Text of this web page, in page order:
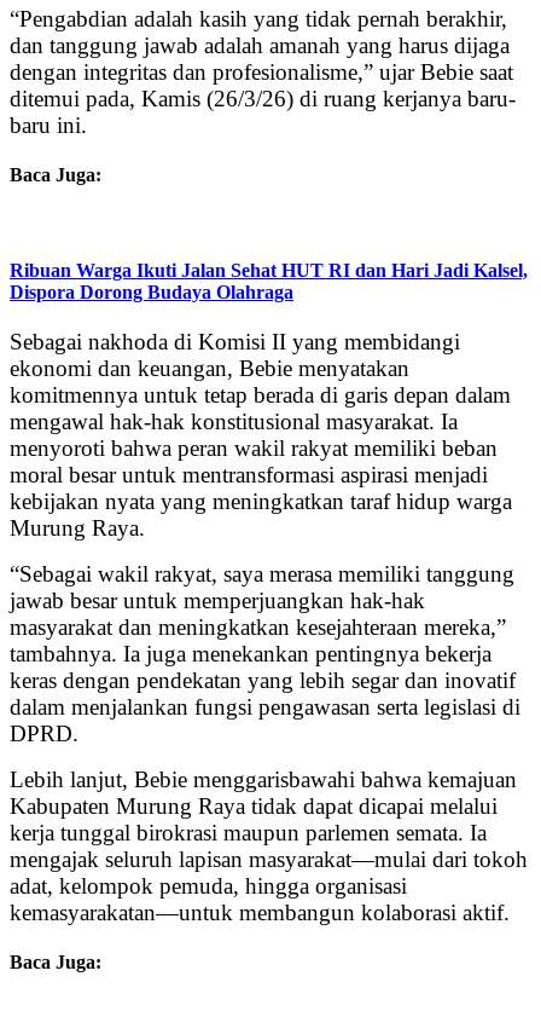
“Pengabdian adalah kasih yang tidak pernah berakhir,
dan tanggung jawab adalah amanah yang harus dijaga
dengan integritas dan profesionalisme,” ujar Bebie saat
ditemui pada, Kamis (26/3/26) di ruang kerjanya baru-
baru ini.
Baca Juga:
Ribuan Warga Ikuti Jalan Sehat HUT RI dan Hari Jadi Kalsel,
Dispora Dorong Budaya Olahraga
Sebagai nakhoda di Komisi II yang membidangi
ekonomi dan keuangan, Bebie menyatakan
komitmennya untuk tetap berada di garis depan dalam
mengawal hak-hak konstitusional masyarakat. Ia
menyoroti bahwa peran wakil rakyat memiliki beban
moral besar untuk mentransformasi aspirasi menjadi
kebijakan nyata yang meningkatkan taraf hidup warga
Murung Raya.
“Sebagai wakil rakyat, saya merasa memiliki tanggung
jawab besar untuk memperjuangkan hak-hak
masyarakat dan meningkatkan kesejahteraan mereka,”
tambahnya. Ia juga menekankan pentingnya bekerja
keras dengan pendekatan yang lebih segar dan inovatif
dalam menjalankan fungsi pengawasan serta legislasi di
DPRD.
Lebih lanjut, Bebie menggarisbawahi bahwa kemajuan
Kabupaten Murung Raya tidak dapat dicapai melalui
kerja tunggal birokrasi maupun parlemen semata. Ia
mengajak seluruh lapisan masyarakat—mulai dari tokoh
adat, kelompok pemuda, hingga organisasi
kemasyarakatan—untuk membangun kolaborasi aktif.
Baca Juga: